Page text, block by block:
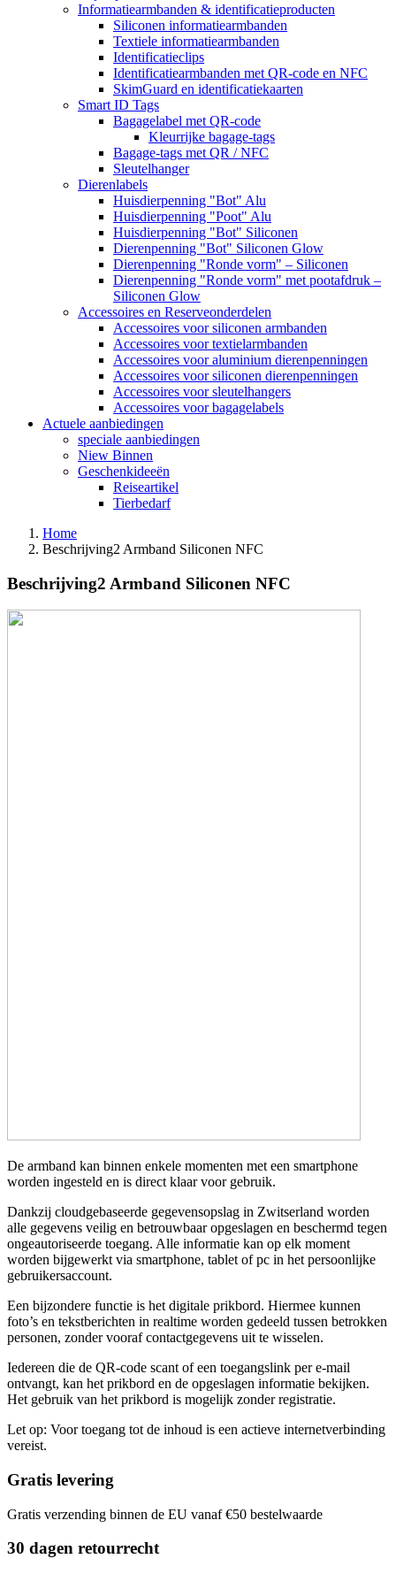
Informatiearmbanden & identificatieproducten
Siliconen informatiearmbanden
Textiele informatiearmbanden
Identificatieclips
Identificatiearmbanden met QR-code en NFC
SkimGuard en identificatiekaarten
Smart ID Tags
Bagagelabel met QR-code
Kleurrijke bagage-tags
Bagage-tags met QR / NFC
Sleutelhanger
Dierenlabels
Huisdierpenning "Bot" Alu
Huisdierpenning "Poot" Alu
Huisdierpenning "Bot" Siliconen
Dierenpenning "Bot" Siliconen Glow
Dierenpenning "Ronde vorm" – Siliconen
Dierenpenning "Ronde vorm" met pootafdruk –
Siliconen Glow
Accessoires en Reserveonderdelen
Accessoires voor siliconen armbanden
Accessoires voor textielarmbanden
Accessoires voor aluminium dierenpenningen
Accessoires voor siliconen dierenpenningen
Accessoires voor sleutelhangers
Accessoires voor bagagelabels
Actuele aanbiedingen
speciale aanbiedingen
Niew Binnen
Geschenkideeën
Reiseartikel
Tierbedarf
Home
Beschrijving2 Armband Siliconen NFC
Beschrijving2 Armband Siliconen NFC
De armband kan binnen enkele momenten met een smartphone
worden ingesteld en is direct klaar voor gebruik.
Dankzij cloudgebaseerde gegevensopslag in Zwitserland worden
alle gegevens veilig en betrouwbaar opgeslagen en beschermd tegen
ongeautoriseerde toegang. Alle informatie kan op elk moment
worden bijgewerkt via smartphone, tablet of pc in het persoonlijke
gebruikersaccount.
Een bijzondere functie is het digitale prikbord. Hiermee kunnen
foto’s en tekstberichten in realtime worden gedeeld tussen betrokken
personen, zonder vooraf contactgegevens uit te wisselen.
Iedereen die de QR-code scant of een toegangslink per e-mail
ontvangt, kan het prikbord en de opgeslagen informatie bekijken.
Het gebruik van het prikbord is mogelijk zonder registratie.
Let op: Voor toegang tot de inhoud is een actieve internetverbinding
vereist.
Gratis levering
Gratis verzending binnen de EU vanaf €50 bestelwaarde
30 dagen retourrecht